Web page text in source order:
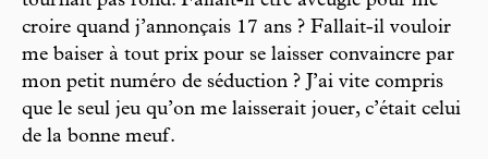
croire quand j’annonçais 17 ans ? Fallait-il vouloir
me baiser à tout prix pour se laisser convaincre par
mon petit numéro de séduction ? J’ai vite compris
que le seul jeu qu’on me laisserait jouer, c’était celui
de la bonne meuf.